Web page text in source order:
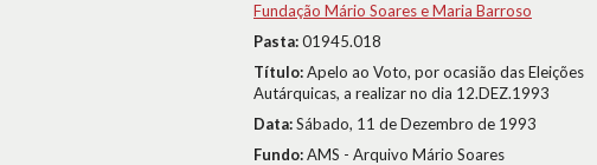
Fundação Mário Soares e Maria Barroso
Pasta:01945.018
Título:Apelo ao Voto, por ocasião das Eleições
Autárquicas, a realizar no dia 12.DEZ.1993
Data:Sábado, 11 de Dezembro de 1993
Fundo:AMS - Arquivo Mário Soares